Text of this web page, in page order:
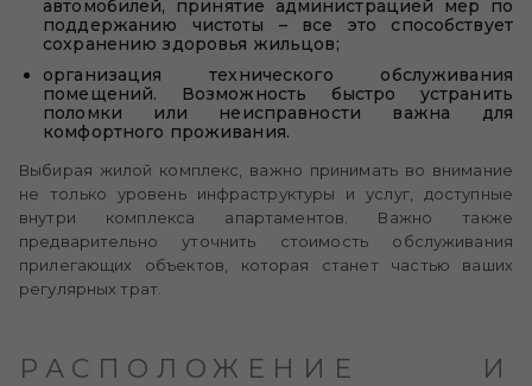
автомобилей, принятие администрацией мер по
поддержанию чистоты – все это способствует
сохранению здоровья жильцов;
организация технического обслуживания
помещений. Возможность быстро устранить
поломки или неисправности важна для
комфортного проживания.
Выбирая жилой комплекс, важно принимать во внимание
не только уровень инфраструктуры и услуг, доступные
внутри комплекса апартаментов. Важно также
предварительно уточнить стоимость обслуживания
прилегающих объектов, которая станет частью ваших
регулярных трат.
РАСПОЛОЖЕНИЕ И